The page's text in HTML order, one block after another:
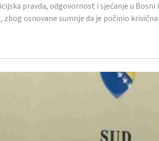
pravda, odgovornost i sjećanje u
zbog osnovane sumnje da je počinio